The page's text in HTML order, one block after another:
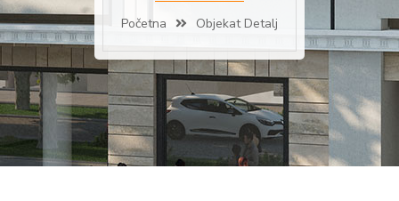
Početna Objekat Detalj